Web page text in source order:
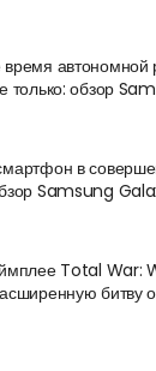
автономной
только: обзор
в
Samsung
Total
битву